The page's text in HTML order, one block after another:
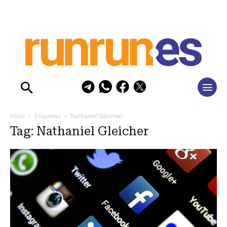
Inicio Etiquetas Nathaniel Gleicher
Tag: Nathaniel Gleicher